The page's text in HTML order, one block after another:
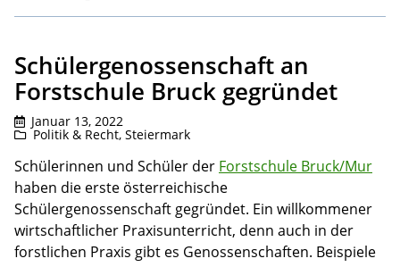
Schülergenossenschaft an
Forstschule Bruck gegründet
Januar 13, 2022
Politik & Recht, Steiermark
Schülerinnen und Schüler der Forstschule Bruck/Mur
haben die erste österreichische
Schülergenossenschaft gegründet. Ein willkommener
wirtschaftlicher Praxisunterricht, denn auch in der
forstlichen Praxis gibt es Genossenschaften. Beispiele